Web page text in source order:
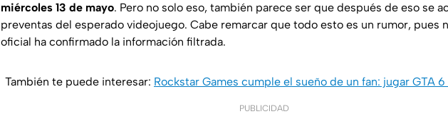
miércoles 13 de mayo. Pero no solo eso, también parece ser que después de eso se
preventas del esperado videojuego. Cabe remarcar que todo esto es un rumor, pues
oficial ha confirmado la información filtrada.
También te puede interesar: Rockstar Games cumple el sueño de un fan: jugar GTA
PUBLICIDAD